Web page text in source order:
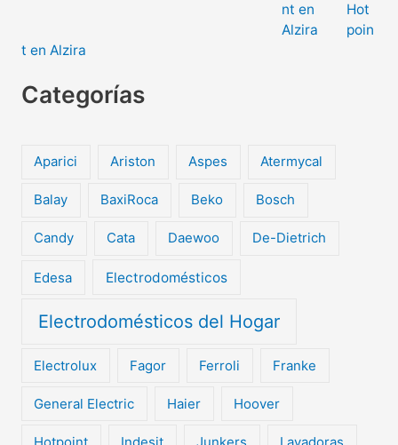
Hot
poin
t en Alzira
Categorías
Aparici Ariston Aspes Atermycal
Balay BaxiRoca Beko Bosch
Candy Cata Daewoo De-Dietrich
Edesa Electrodomésticos
Electrodomésticos del Hogar
Electrolux Fagor Ferroli Franke
General Electric Haier Hoover